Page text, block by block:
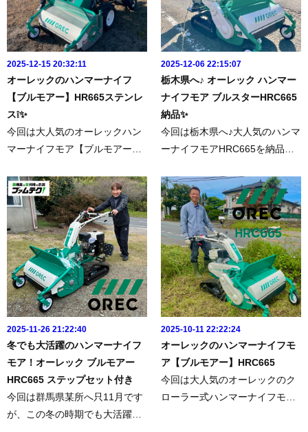
2025-12-15 20:32:11
オーレックのハンマーナイフ
【ブルモアー】HR665ステンレ
ス❕✨
今回は大人気のオーレックハン
マーナイフモア【ブルモアー】
だのHR665ではありません。今
回はロータリーカバーの耐久性
抜群の「ステンレス仕様」を選
んでいただきました❕✨さらー...
2025-12-06 22:15:07
栃木県へ♪ オーレック ハンマー
ナイフモア ブルスターHRC665
納品✨
今回は栃木県へ♪大人気のハンマ
ーナイフモアHRC665を納品さ
ラー式のハンマーナイフは作業
中の安定感抜群です！立ち乗り
ステップ付きで作業中の疲労軽
減に♪草刈機のことなら栃木県も
自...
2025-11-26 21:22:40
冬でも大活躍のハンマーナイフ
モア！オーレック ブルモアー
HRC665 ステップセット付き
今回は群馬県某所へ只11月です
が、この冬の時期でも大活躍し
2025-10-11 22:22:24
オーレックのハンマーナイフモ
ア【ブルモアー】HRC665
今回は大人気のオーレックのク
ローラー式ハンマーナイフモア